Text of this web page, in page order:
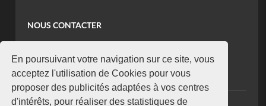
En poursuivant votre navigation sur ce site, vous
acceptez l'utilisation de Cookies pour vous
proposer des publicités adaptées à vos centres
d'intérêts, pour réaliser des statistiques de
NOUS CONTACTER
koaci@yahoo.fr
+225 07 08 85 52 93